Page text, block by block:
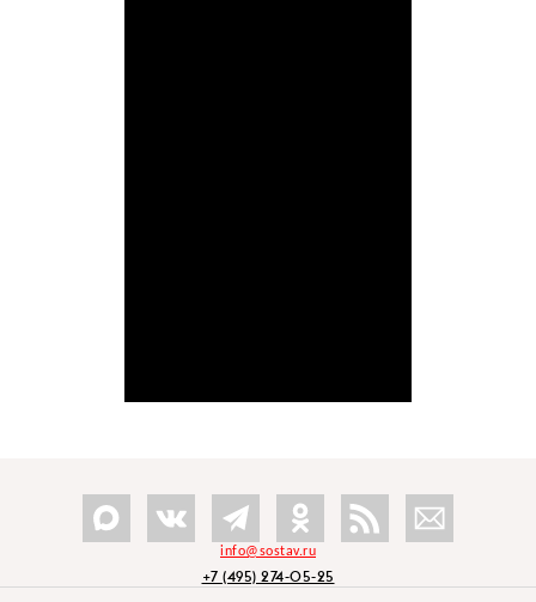
info@sostav.ru
+7 (495) 274-05-25